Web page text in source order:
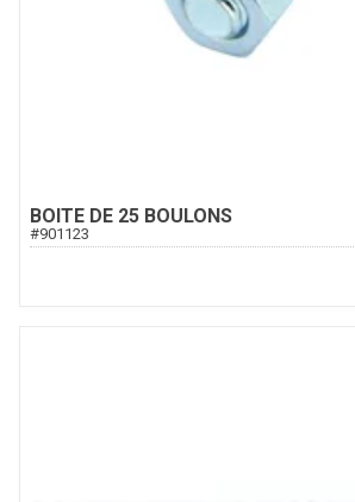
BOITE DE 25 BOULONS
#901123